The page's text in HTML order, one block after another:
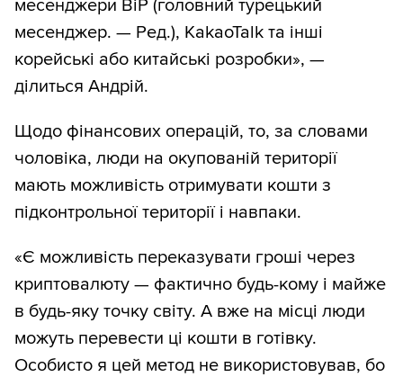
месенджери BiP (головний турецький
месенджер. — Ред.), KakaoTalk та інші
корейські або китайські розробки», —
ділиться Андрій.
Щодо фінансових операцій, то, за словами
чоловіка, люди на окупованій території
мають можливість отримувати кошти з
підконтрольної території і навпаки.
«Є можливість переказувати гроші через
криптовалюту — фактично будь-кому і майже
в будь-яку точку світу. А вже на місці люди
можуть перевести ці кошти в готівку.
Особисто я цей метод не використовував, бо